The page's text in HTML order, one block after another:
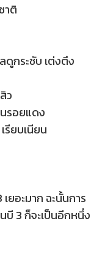
าติ
ดูกระชับ เต่งตึง
ว
รอยแดง
รียบเนียน
ยอะมาก ฉะนั้นการ
3 ก็จะเป็นอีกหนึ่ง